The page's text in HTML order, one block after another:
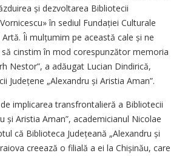
și dezvoltarea Bibliotecii
în sediul Fundației Culturale
Îi mulțumim pe această cale și ne
cinstim în mod corespunzător memoria
Nestor”, a adăugat Lucian Dindirică,
Județene „Alexandru și Aristia Aman”.
implicarea transfrontalieră a Bibliotecii
și Aristia Aman”, academicianul Nicolae
că Biblioteca Județeană „Alexandru și
creează o filială a ei la Chișinău, care